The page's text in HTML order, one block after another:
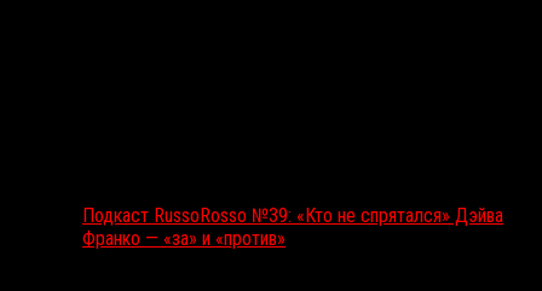
Подкаст RussoRosso №39: «Кто не спрятался» Дэйва
Франко — «за» и «против»